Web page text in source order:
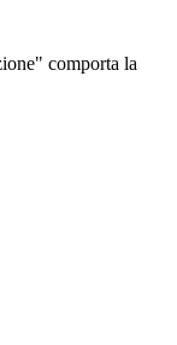
comporta la